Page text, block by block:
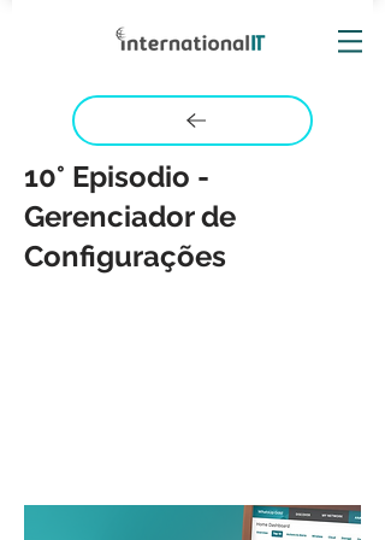
10° Episodio -
Gerenciador de
Configurações